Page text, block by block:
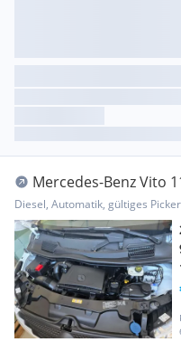
Mercedes-Benz Vito
Diesel, Automatik, gültiges